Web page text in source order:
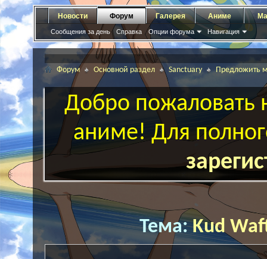
Новости Форум
Сообщения за день Справка Опции форума Навигация
Галерея Аниме
Форум Основной раздел Sanctuary Предложить
Добро пожаловать
аниме! Для
Тема:Kud